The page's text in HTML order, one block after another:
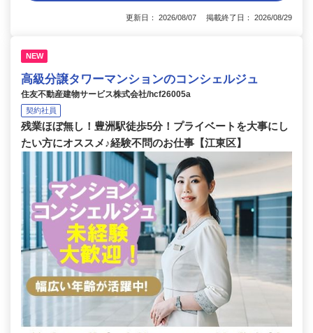
更新日： 2026/08/07 掲載終了日： 2026/08/29
NEW
高級分譲タワーマンションのコンシェルジュ
住友不動産建物サービス株式会社/hcf26005a
契約社員
残業ほぼ無し！豊洲駅徒歩5分！プライベートを大事にし
たい方にオススメ♪経験不問のお仕事【江東区】